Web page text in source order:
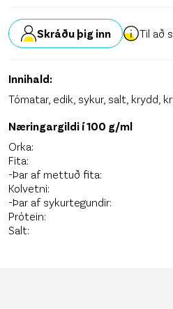
Skráðu þig inn Til að
Innihald:
Tómatar, edik, sykur, salt, krydd,
Næringargildi í 100 g/ml
Orka:
Fita:
-Þar af mettuð fita:
Kolvetni:
-Þar af sykurtegundir:
Prótein:
Salt: